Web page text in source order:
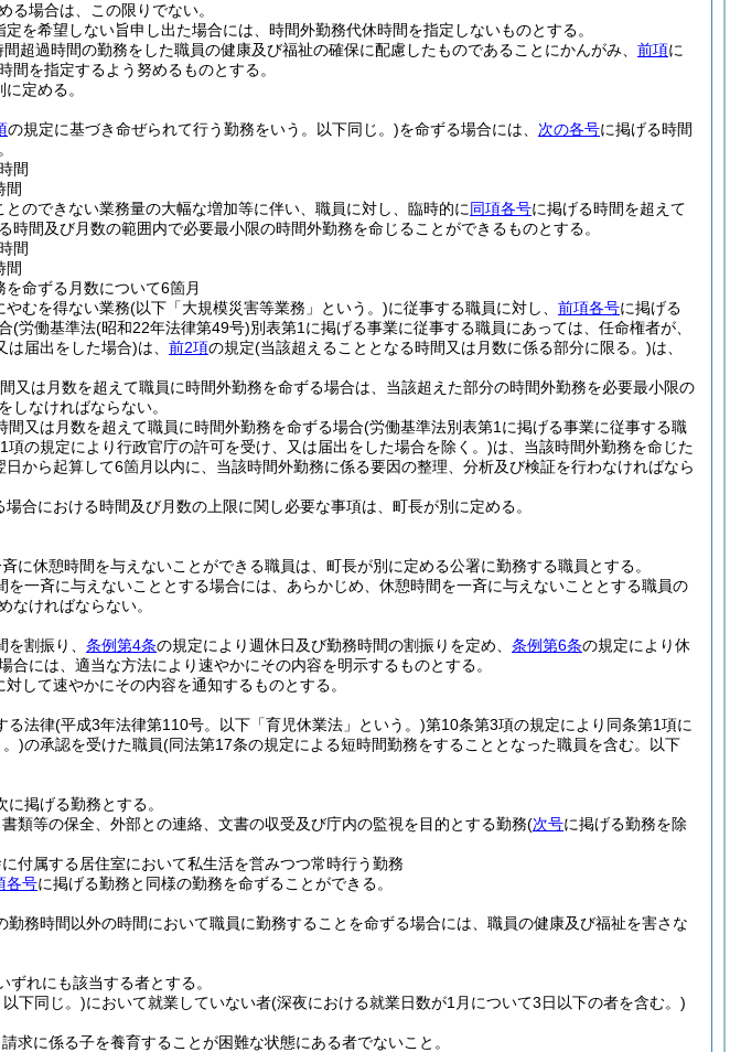
場合は、この限りでない。
を希望しない旨申し出た場合には、時間外勤務代休時間を指定しないものとする。
超過時間の勤務をした職員の健康及び福祉の確保に配慮したものであることにかんがみ、 前項に
を指定するよう努めるものとする。
定める。
の規定に基づき命ぜられて行う勤務をいう。以下同じ。)を命ずる場合には、 次の各号に掲げる時間
間
間
のできない業務量の大幅な増加等に伴い、職員に対し、臨時的に同項各号に掲げる時間を超えて
時間及び月数の範囲内で必要最小限の時間外勤務を命じることができるものとする。
間
間
命ずる月数について6箇月
やむを得ない業務(以下「大規模災害等業務」という。)に従事する職員に対し、 前項各号に掲げる
(労働基準法(昭和22年法律第49号)別表第1に掲げる事業に従事する職員にあっては、任命権者が、
は届出をした場合)は、 前2項の規定(当該超えることとなる時間又は月数に係る部分に限る。)は、
又は月数を超えて職員に時間外勤務を命ずる場合は、当該超えた部分の時間外勤務を必要最小限の
しなければならない。
間又は月数を超えて職員に時間外勤務を命ずる場合(労働基準法別表第1に掲げる事業に従事する職
の規定により行政官庁の許可を受け、又は届出をした場合を除く。)は、当該時間外勤務を命じた
から起算して6箇月以内に、当該時間外勤務に係る要因の整理、分析及び検証を行わなければなら
合における時間及び月数の上限に関し必要な事項は、町長が別に定める。
に休憩時間を与えないことができる職員は、町長が別に定める公署に勤務する職員とする。
を一斉に与えないこととする場合には、あらかじめ、休憩時間を一斉に与えないこととする職員の
なければならない。
割振り、 条例第4条の規定により週休日及び勤務時間の割振りを定め、 条例第6条の規定により休
合には、適当な方法により速やかにその内容を明示するものとする。
して速やかにその内容を通知するものとする。
る法律(平成3年法律第110号。以下「育児休業法」という。)第10条第3項の規定により同条第1項に
)の承認を受けた職員(同法第17条の規定による短時間勤務をすることとなった職員を含む。以下
掲げる勤務とする。
類等の保全、外部との連絡、文書の収受及び庁内の監視を目的とする勤務(次号に掲げる勤務を除
付属する居住室において私生活を営みつつ常時行う勤務
各号に掲げる勤務と同様の勤務を命ずることができる。
勤務時間以外の時間において職員に勤務することを命ずる場合には、職員の健康及び福祉を害さな
れにも該当する者とする。
下同じ。)において就業していない者(深夜における就業日数が1月について3日以下の者を含む。)
求に係る子を養育することが困難な状態にある者でないこと。